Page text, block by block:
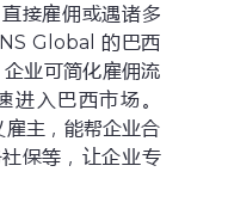
接雇佣或遇诸多
Global 的巴西
业可简化雇佣流
进入巴西市场。
主，能帮企业合
保等，让企业专